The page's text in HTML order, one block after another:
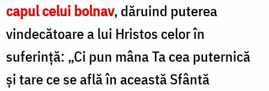
capul celui bolnav, dăruind puterea
vindecătoare a lui Hristos celor în
suferinţă: „Ci pun mâna Ta cea puternică
şi tare ce se află în această Sfântă